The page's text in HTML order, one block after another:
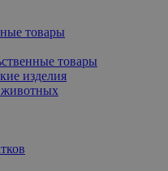
товары
товары
изделия